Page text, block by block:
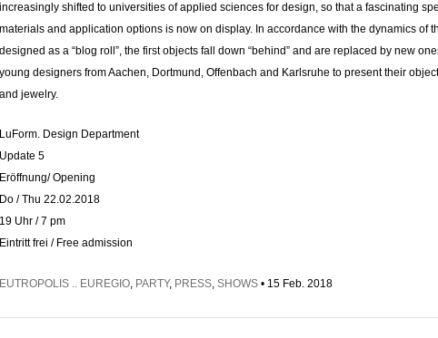
increasingly shifted to universities of applied sciences for design, so that a fascinating
materials and application options is now on display. In accordance with the dynamics of
designed as a “blog roll”, the first objects fall down “behind” and are replaced by new
young designers from Aachen, Dortmund, Offenbach and Karlsruhe to present their
and jewelry.
LuForm. Design Department
Update 5
Eröffnung/ Opening
Do / Thu 22.02.2018
19 Uhr / 7 pm
Eintritt frei / Free admission
EUTROPOLIS .. EUREGIO, PARTY, PRESS, SHOWS • 15 Feb. 2018